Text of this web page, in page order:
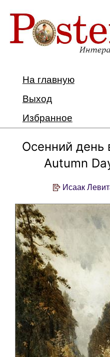
На главную
Выход
Избранное
Осенний день
Autumn
Исаак